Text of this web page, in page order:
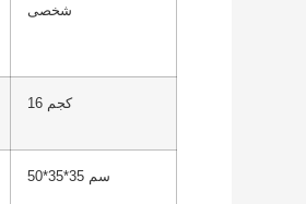
شخصى
16 كجم
50*35*35 سم